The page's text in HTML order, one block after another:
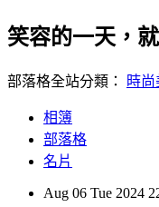
笑容的一天，
部落格全站分類： 時
相簿
部落格
名片
Aug 06 Tue 2024